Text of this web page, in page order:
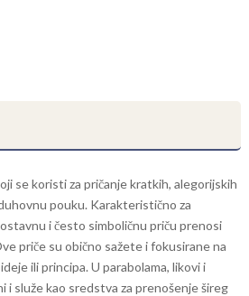
se koristi za pričanje kratkih, alegorijskih
pouku. Karakteristično za
i često simboličnu priču prenosi
priče su obično sažete i fokusirane na
ili principa. U parabolama, likovi i
i služe kao sredstva za prenošenje šireg